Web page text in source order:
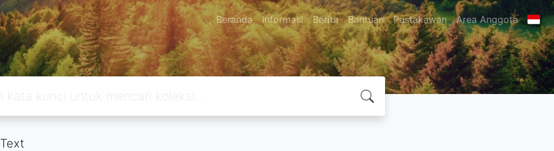
Beranda Informasi Berita Bantuan Pustakawan Area Anggota
Text